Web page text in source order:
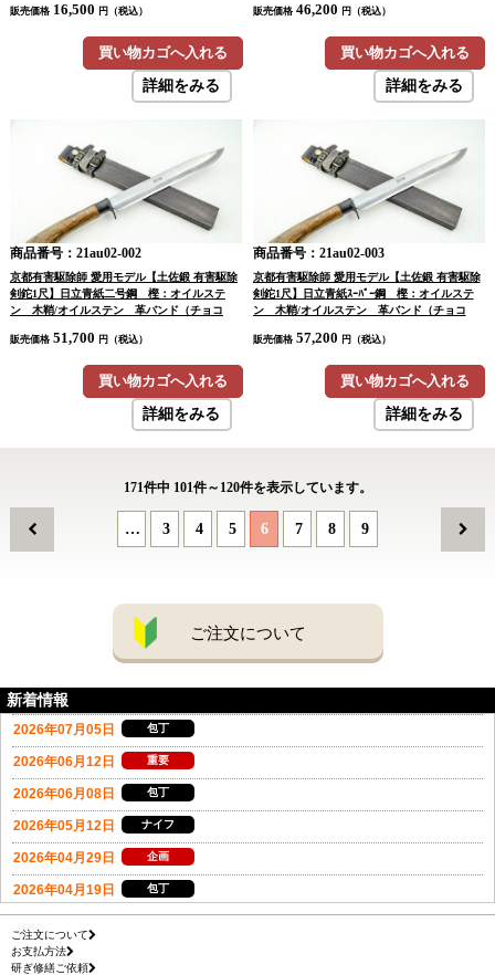
販売価格 16,500 円（税込）
買い物カゴへ入れる
詳細をみる
販売価格 46,200 円（税込）
買い物カゴへ入れる
詳細をみる
商品番号：21au02-002
京都有害駆除師 愛用モデル【土佐鍛 有害駆除
剣鉈1尺】日立青紙二号鋼 樫：オイルステ
ン 木鞘/オイルステン 革バンド（チョコ
販売価格 51,700 円（税込）
買い物カゴへ入れる
詳細をみる
商品番号：21au02-003
京都有害駆除師 愛用モデル【土佐鍛 有害駆除
剣鉈1尺】日立青紙ｽｰﾊﾟｰ鋼 樫：オイルステ
ン 木鞘/オイルステン 革バンド（チョコ
販売価格 57,200 円（税込）
買い物カゴへ入れる
詳細をみる
171件中 101件～ 120件を表示しています。
… 3 4 5 6 7 8 9
ご注文について
新着情報
ご注文について
お支払方法
研ぎ修繕ご依頼